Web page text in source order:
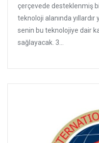
çerçevede desteklenmiş
teknoloji alanında
senin bu teknolojiye dair
sağlayacak. 3...